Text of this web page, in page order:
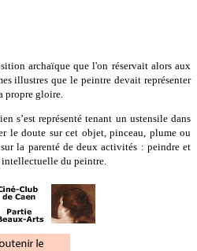
archaïque que l'on réservait alors aux
illustres que le peintre devait représenter
propre gloire.
s’est représenté tenant un ustensile dans
le doute sur cet objet, pinceau, plume ou
la parenté de deux activités : peindre et
du peintre.